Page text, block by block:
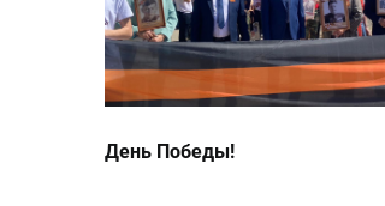
День Победы!